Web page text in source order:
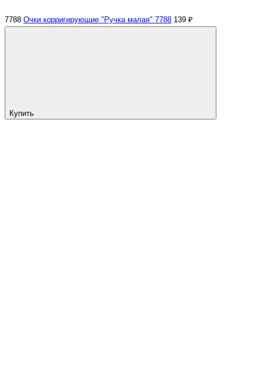
7788 Очки корригирующие "Ручка малая" 7788 139 ₽
Купить